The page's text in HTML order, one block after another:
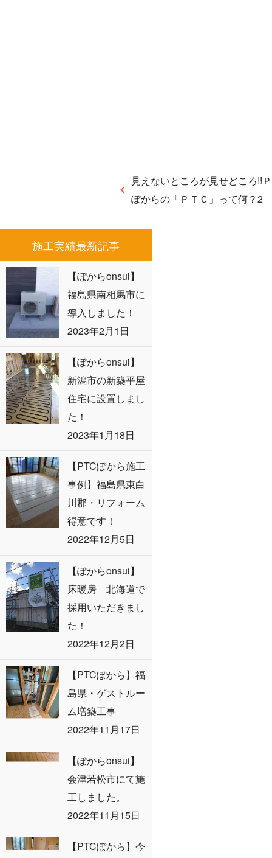
見えないところが見せどころ!!
ぽからの「ＰＴＣ」って何？2
施工実績最新記事
【ぽからonsui】
福島県南相馬市に
導入しました！
2023年2月1日
【ぽからonsui】
新潟市の新築平屋
住宅に設置しまし
た！
2023年1月18日
【PTCぽから施工
事例】福島県東白
川郡・リフォーム
得意です！
2022年12月5日
【ぽからonsui】
床暖房 北海道で
採用いただきまし
た！
2022年12月2日
【PTCぽから】福
島県・ゲストルー
ム増築工事
2022年11月17日
【ぽからonsui】
会津若松市にて施
工しました。
2022年11月15日
【PTCぽから】今